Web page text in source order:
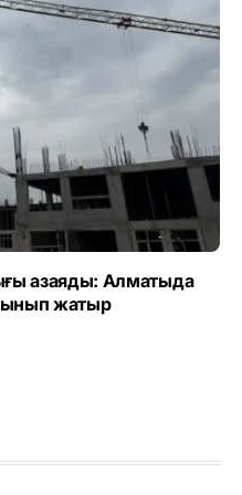
азаяды: Алматыда
жатыр